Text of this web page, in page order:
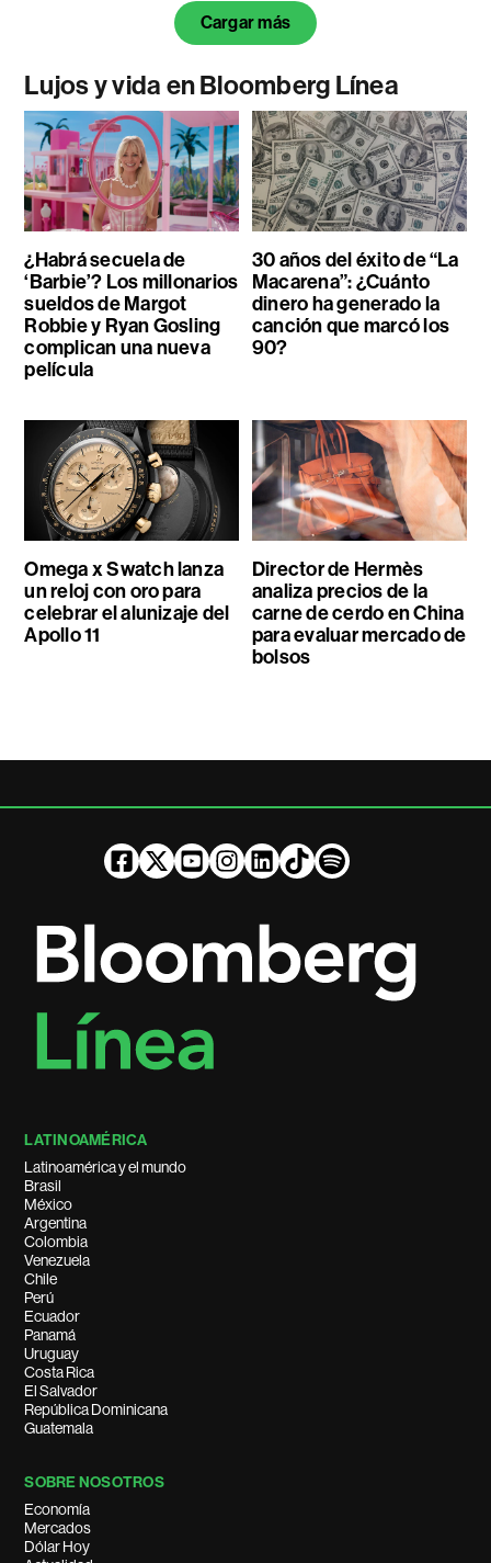
Cargar más
Lujos y vida en Bloomberg Línea
¿Habrá secuela de
‘Barbie’? Los millonarios
sueldos de Margot
Robbie y Ryan Gosling
complican una nueva
película
30 años del éxito de “La
Macarena”: ¿Cuánto
dinero ha generado la
canción que marcó los
90?
Omega x Swatch lanza
un reloj con oro para
celebrar el alunizaje del
Apollo 11
Director de Hermès
analiza precios de la
carne de cerdo en China
para evaluar mercado de
bolsos
LATINOAMÉRICA
Latinoamérica y el mundo
Brasil
México
Argentina
Colombia
Venezuela
Chile
Perú
Ecuador
Panamá
Uruguay
Costa Rica
El Salvador
República Dominicana
Guatemala
SOBRE NOSOTROS
Economía
Mercados
Dólar Hoy